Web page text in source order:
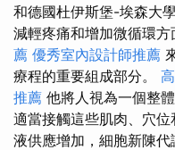
和德國杜伊斯堡-埃森大
減輕疼痛和增加微循環方
薦 優秀室內設計師推薦
療程的重要組成部分。
推薦 他將人視為一個整
適當接觸這些肌肉、穴
液供應增加，細胞新陳